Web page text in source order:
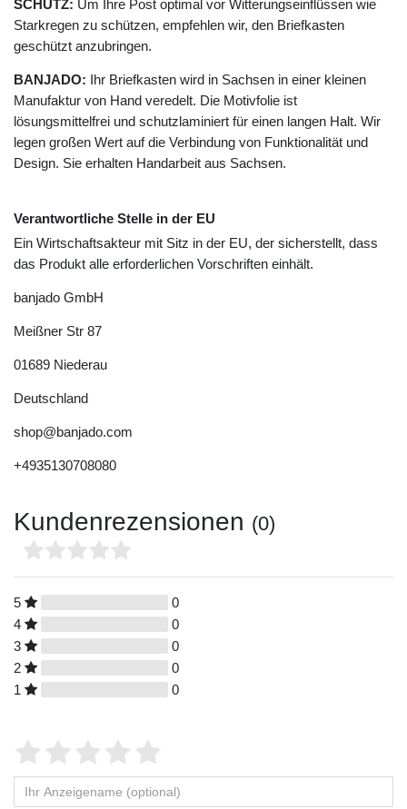
SCHUTZ: Um Ihre Post optimal vor Witterungseinflüssen wie
Starkregen zu schützen, empfehlen wir, den Briefkasten
geschützt anzubringen.
BANJADO: Ihr Briefkasten wird in Sachsen in einer kleinen
Manufaktur von Hand veredelt. Die Motivfolie ist
lösungsmittelfrei und schutzlaminiert für einen langen Halt. Wir
legen großen Wert auf die Verbindung von Funktionalität und
Design. Sie erhalten Handarbeit aus Sachsen.
Verantwortliche Stelle in der EU
Ein Wirtschaftsakteur mit Sitz in der EU, der sicherstellt, dass
das Produkt alle erforderlichen Vorschriften einhält.
banjado GmbH
Meißner Str 87
01689 Niederau
Deutschland
shop@banjado.com
+4935130708080
Kundenrezensionen (0)
5
0
4
0
3
0
2
0
1
0